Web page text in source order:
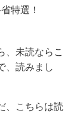
特選！
、未読ならこ
、読みまし
、こちらは読